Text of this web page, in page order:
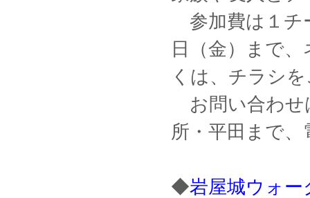
参加費は１チ
日（金）まで
くは、チラシ
お問い合わせ
所・平田まで
◆岩屋城ウォ